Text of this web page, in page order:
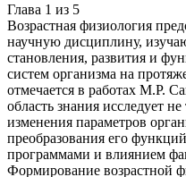
Глава 1 из 5
Возрастная физиология
научную дисциплину,
становления, развития и
систем организма на
отмечается в работах М.Р.
область знания исследует
изменения параметров
преобразования его
программами и влиянием
Формирование возрастной